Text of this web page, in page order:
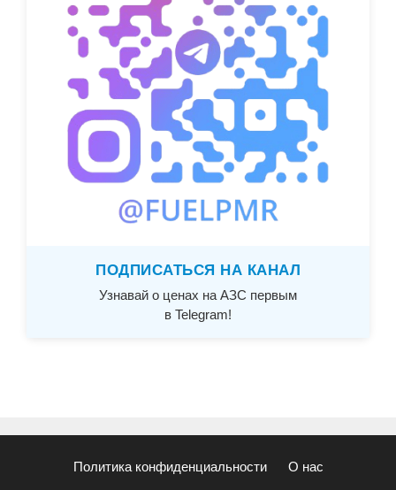
ПОДПИСАТЬСЯ НА КАНАЛ
Узнавай о ценах на АЗС первым
в Telegram!
Политика конфиденциальности О нас